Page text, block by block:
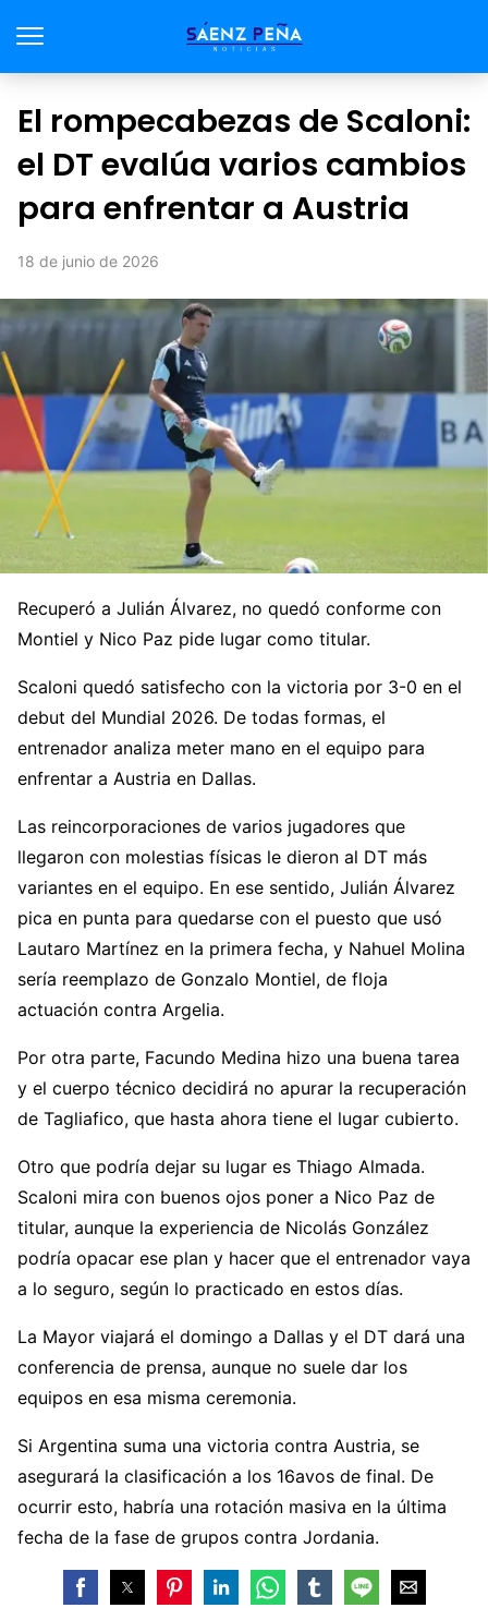
El rompecabezas de Scaloni:
el DT evalúa varios cambios
para enfrentar a Austria
18 de junio de 2026
Recuperó a Julián Álvarez, no quedó conforme con
Montiel y Nico Paz pide lugar como titular.
Scaloni quedó satisfecho con la victoria por 3-0 en el
debut del Mundial 2026. De todas formas, el
entrenador analiza meter mano en el equipo para
enfrentar a Austria en Dallas.
Las reincorporaciones de varios jugadores que
llegaron con molestias físicas le dieron al DT más
variantes en el equipo. En ese sentido, Julián Álvarez
pica en punta para quedarse con el puesto que usó
Lautaro Martínez en la primera fecha, y Nahuel Molina
sería reemplazo de Gonzalo Montiel, de floja
actuación contra Argelia.
Por otra parte, Facundo Medina hizo una buena tarea
y el cuerpo técnico decidirá no apurar la recuperación
de Tagliafico, que hasta ahora tiene el lugar cubierto.
Otro que podría dejar su lugar es Thiago Almada.
Scaloni mira con buenos ojos poner a Nico Paz de
titular, aunque la experiencia de Nicolás González
podría opacar ese plan y hacer que el entrenador vaya
a lo seguro, según lo practicado en estos días.
La Mayor viajará el domingo a Dallas y el DT dará una
conferencia de prensa, aunque no suele dar los
equipos en esa misma ceremonia.
Si Argentina suma una victoria contra Austria, se
asegurará la clasificación a los 16avos de final. De
ocurrir esto, habría una rotación masiva en la última
fecha de la fase de grupos contra Jordania.